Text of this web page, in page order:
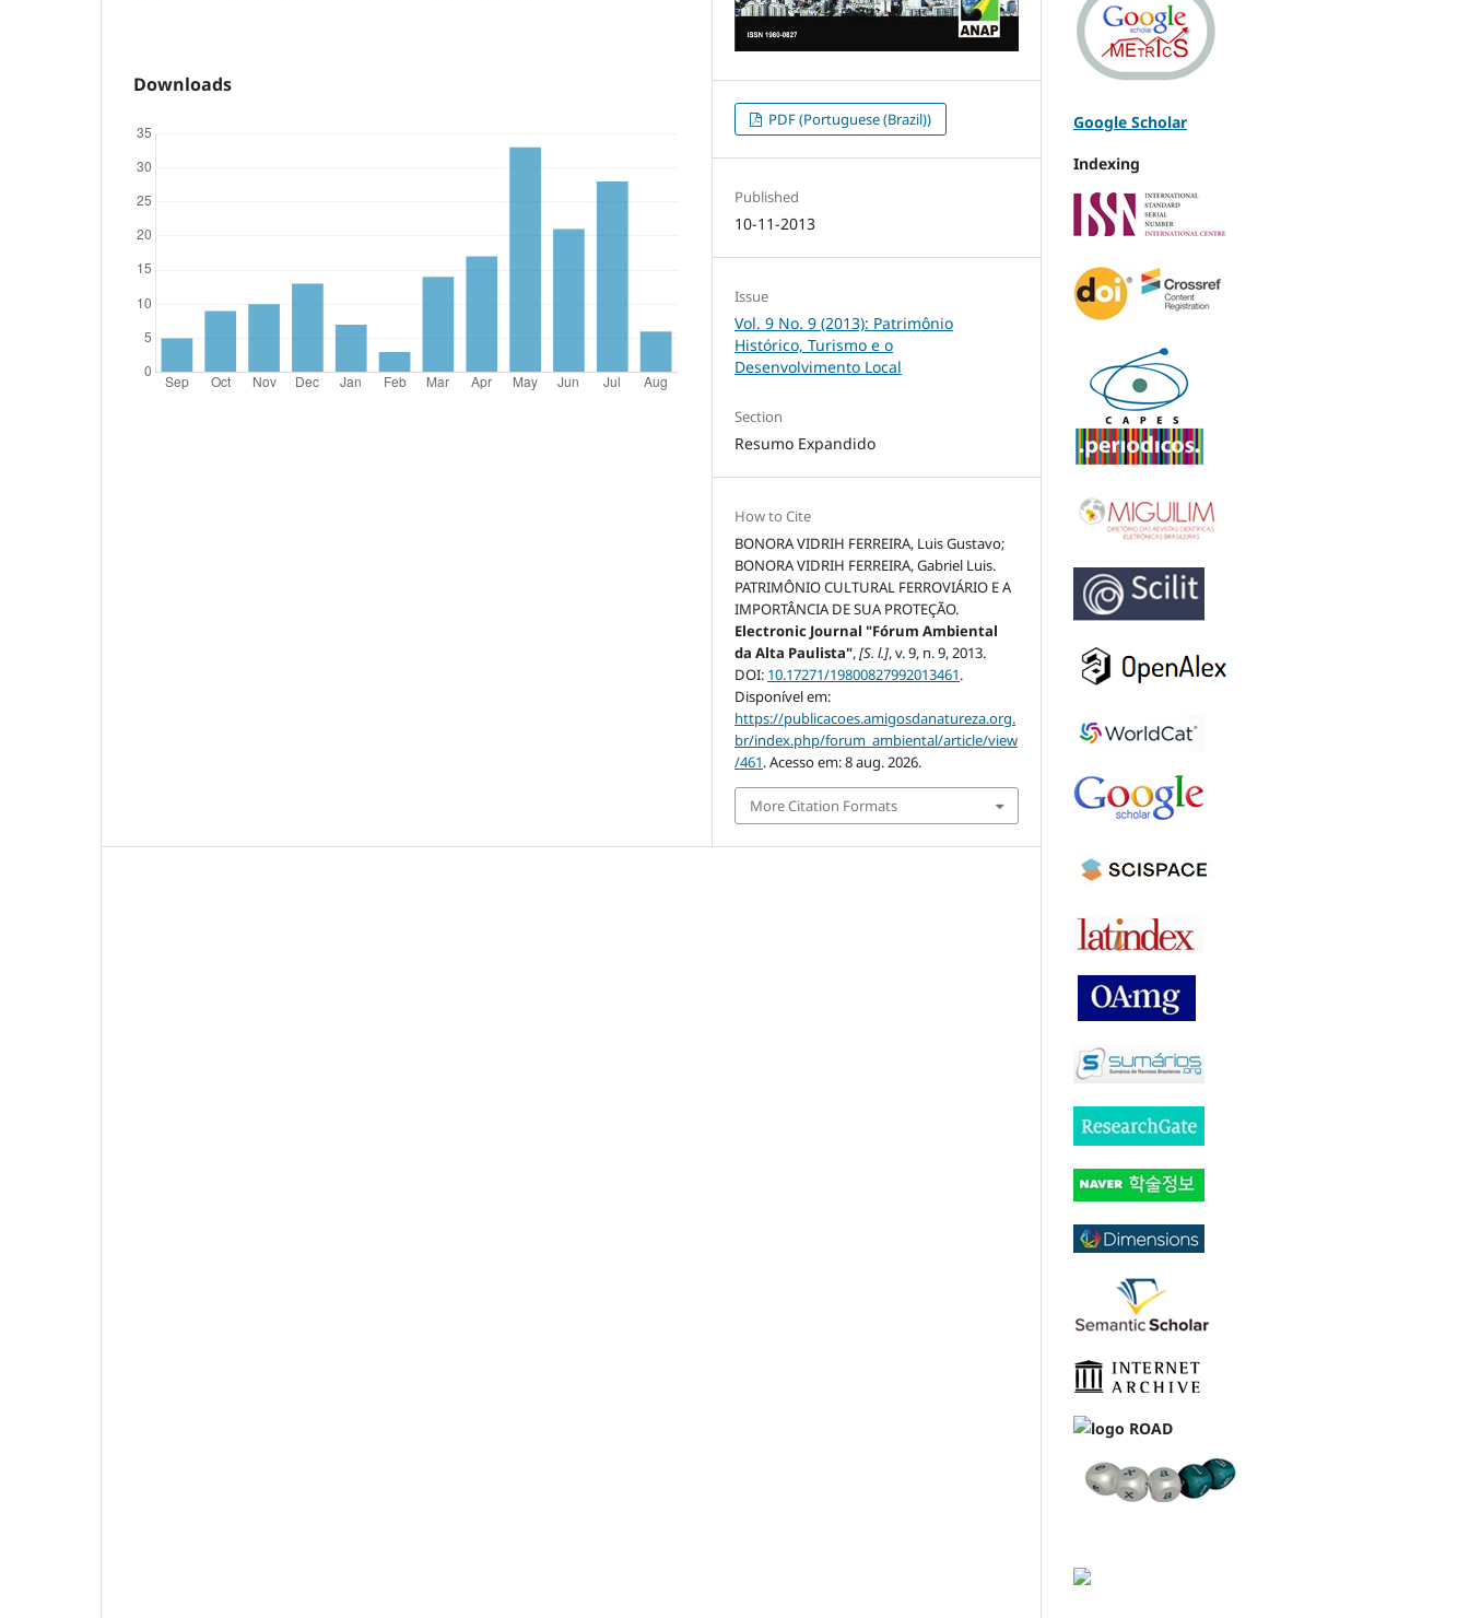
Downloads
PDF (Portuguese (Brazil))
Published
10-11-2013
Issue
Vol. 9 No. 9 (2013): Patrimônio
Histórico, Turismo e o
Desenvolvimento Local
Section
Resumo Expandido
How to Cite
BONORA VIDRIH FERREIRA, Luis Gustavo;
BONORA VIDRIH FERREIRA, Gabriel Luis.
PATRIMÔNIO CULTURAL FERROVIÁRIO E A
IMPORTÂNCIA DE SUA PROTEÇÃO.
Electronic Journal "Fórum Ambiental
da Alta Paulista",[S. l.], v. 9, n. 9, 2013.
DOI: 10.17271/19800827992013461.
Disponível em:
https://publicacoes.amigosdanatureza.org.
br/index.php/forum_ambiental/article/view
/461. Acesso em: 8 aug. 2026.
More Citation Formats
Google Scholar
Indexing